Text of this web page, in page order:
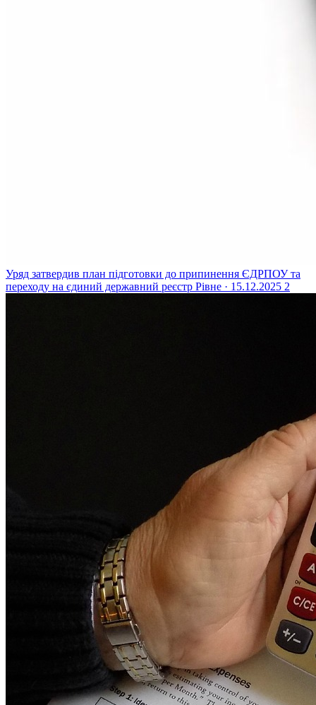
Уряд затвердив план підготовки до припинення ЄДРПОУ та
переходу на єдиний державний реєстр Рівне · 15.12.2025 2